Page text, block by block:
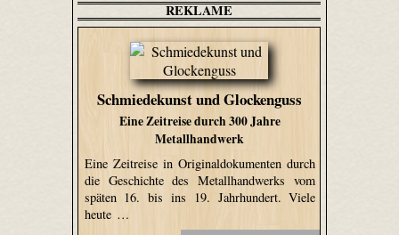
REKLAME
Schmiedekunst und Glockenguss
Eine Zeitreise durch 300 Jahre
Metallhandwerk
Eine Zeitreise in Originaldokumenten durch
die Geschichte des Metallhandwerks vom
späten 16. bis ins 19. Jahrhundert. Viele
heute …